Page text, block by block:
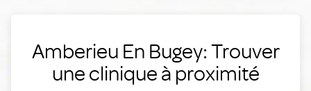
Amberieu En Bugey: Trouver
une clinique à proximité